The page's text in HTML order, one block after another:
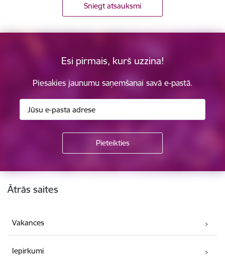
Sniegt atsauksmi
Esi pirmais, kurš uzzina!
Piesakies jaunumu saņemšanai savā e-pastā.
Kājene
Ātrās saites
Vakances
Iepirkumi